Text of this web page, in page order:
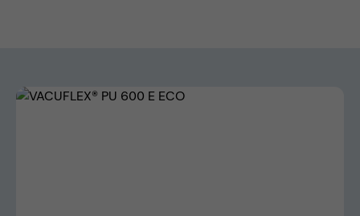
Skip image gallery